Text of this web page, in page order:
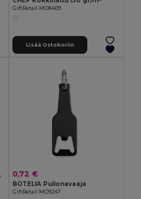
GiftRetail MO8409
Lisää Ostokoriin
0,72 €
BOTELIA Pullonavaaja
GiftRetail MO9247